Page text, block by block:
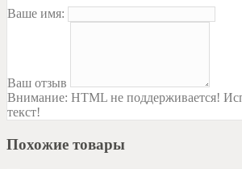
Ваше имя:
Ваш отзыв
Внимание: HTML не поддерживается!
текст!
Похожие товары